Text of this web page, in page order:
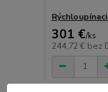
301 €/ks
244,72 € bez